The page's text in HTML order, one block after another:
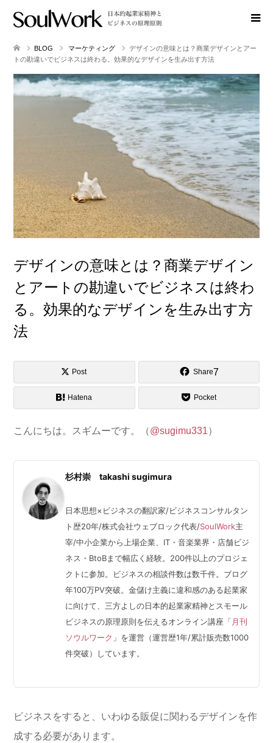
BLOG マーケティング
デザインの意味とは？商業デザインとアー
トの勘違いでビジネスは終わる。効果的なデザインを生み出す方法
デザインの意味とは？商業デザイン
とアートの勘違いでビジネスは終わ
る。効果的なデザインを生み出す方
法
Post Share7
Hatena Pocket
こんにちは。スギムーです。（@sugimu331）
杉村崇 takashi sugimura
日本思想×ビジネスの翻訳家/ビジネスコンサルタン
ト歴20年/株式会社ウェブロック代表/SoulWork主
宰/中小企業から上場企業、IT・音楽業界・店舗ビジ
ネス・BtoBまで幅広く経験。200件以上のプロジェ
クトに参加。ビジネスの相談件数は数千件。ブログ
年100万PV突破。金儲け主義に違和感のある起業家
に向けて、三方よしの日本的起業家精神とスモール
ビジネスの原理原則を伝えるオンライン講座「月刊
ソウルワーク 」を運営（運営歴1年/累計販売数1000
件突破）しています。
ビジネスをすると、いわゆる販促に関わるデザインを作
成する必要があります。